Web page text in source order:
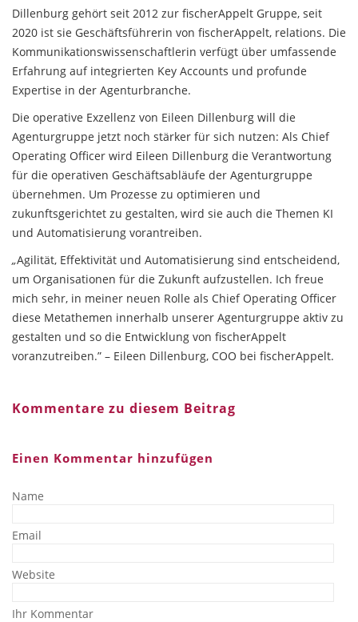
Dillenburg gehört seit 2012 zur fischerAppelt Gruppe, seit
2020 ist sie Geschäftsführerin von fischerAppelt, relations. Die
Kommunikationswissenschaftlerin verfügt über umfassende
Erfahrung auf integrierten Key Accounts und profunde
Expertise in der Agenturbranche.
Die operative Exzellenz von Eileen Dillenburg will die
Agenturgruppe jetzt noch stärker für sich nutzen: Als Chief
Operating Officer wird Eileen Dillenburg die Verantwortung
für die operativen Geschäftsabläufe der Agenturgruppe
übernehmen. Um Prozesse zu optimieren und
zukunftsgerichtet zu gestalten, wird sie auch die Themen KI
und Automatisierung vorantreiben.
„Agilität, Effektivität und Automatisierung sind entscheidend,
um Organisationen für die Zukunft aufzustellen. Ich freue
mich sehr, in meiner neuen Rolle als Chief Operating Officer
diese Metathemen innerhalb unserer Agenturgruppe aktiv zu
gestalten und so die Entwicklung von fischerAppelt
voranzutreiben.” – Eileen Dillenburg, COO bei fischerAppelt.
Kommentare zu diesem Beitrag
Einen Kommentar hinzufügen
Name
Email
Website
Ihr Kommentar